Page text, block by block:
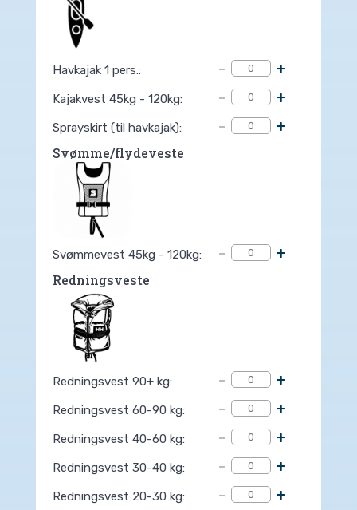
Havkajak 1 pers.: - +
Kajakvest 45kg - 120kg: - +
Sprayskirt (til havkajak): - +
Svømme/flydeveste
Svømmevest 45kg - 120kg: - +
Redningsveste
Redningsvest 90+ kg: - +
Redningsvest 60-90 kg: - +
Redningsvest 40-60 kg: - +
Redningsvest 30-40 kg: - +
Redningsvest 20-30 kg: - +